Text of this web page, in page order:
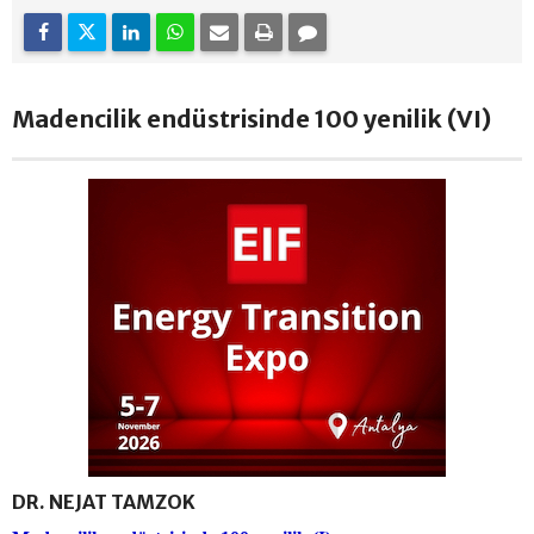
Madencilik endüstrisinde 100 yenilik (VI)
DR. NEJAT TAMZOK